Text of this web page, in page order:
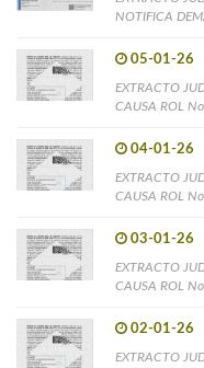
NOTIFICA
05-01-26
EXTRACTO
CAUSA ROL
04-01-26
EXTRACTO
CAUSA ROL
03-01-26
EXTRACTO
CAUSA ROL
02-01-26
EXTRACTO